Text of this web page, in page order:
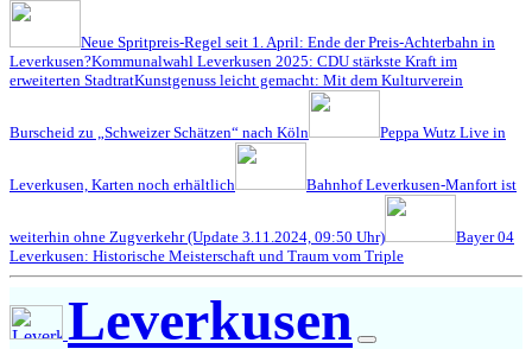
Neue Spritpreis-Regel seit 1. April: Ende der Preis-Achterbahn in
Leverkusen?Kommunalwahl Leverkusen 2025: CDU stärkste Kraft im
erweiterten StadtratKunstgenuss leicht gemacht: Mit dem Kulturverein
Burscheid zu „Schweizer Schätzen“ nach Köln Peppa Wutz Live in
Leverkusen, Karten noch erhältlich Bahnhof Leverkusen-Manfort ist
weiterhin ohne Zugverkehr (Update 3.11.2024, 09:50 Uhr)
Bayer 04
Leverkusen: Historische Meisterschaft und Traum vom Triple
Leverkusen